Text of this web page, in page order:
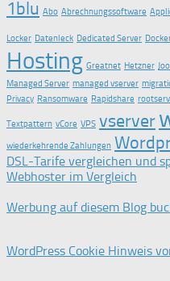
1blu Abo Abrechnungssoftware
Locker Datenleck Dedicated Server
Hosting Greatnet Hetzner
Managed Server managed vserver
Privacy Ransomware Rapidshare
Textpattern vCore VPS vserver
wiederkehrende Zahlungen
DSL-Tarife vergleichen und
Webhoster im Vergleich
Werbung auf diesem Blog
WordPress Cookie Hinweis